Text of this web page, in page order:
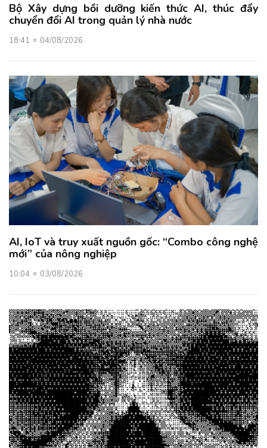
Bộ Xây dựng bồi dưỡng kiến thức AI, thúc đẩy
chuyển đổi AI trong quản lý nhà nước
18:41 04/08/2026
AI, IoT và truy xuất nguồn gốc: “Combo công nghệ
mới” của nông nghiệp
10:04 03/08/2026